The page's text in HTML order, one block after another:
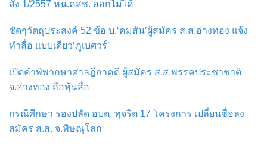
สั่ง 1/2557 หน.คสช. ออกไม่ได้
ชัดๆวัตถุประสงค์ 52 ข้อ บ.‘คมสัน’ผู้สมัคร ส.ส.อ่างทอง แจ้ง
ทำสื่อ แบบเดียว‘ภูเบศวร์’
เปิดคำพิพากษาศาลฎีกาคดี ผู้สมัคร ส.ส.พรรคประชาชาติ
จ.อ่างทอง ถือหุ้นสื่อ
กรณีศึกษา รองปลัด อบต. ทุจริต 17 โครงการ เปลี่ยนชื่อลง
สมัคร ส.ส. จ.พิษณุโลก